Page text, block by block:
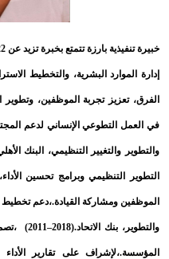
خبيرة تنفيذية بارزة
البشرية، والتخطيط الاستراتيجي.
تجربة الموظفين، وتطوير
الإنساني لدعم المجتمع المحلي
التنظيمي، البنك الأهلي الأردني (2018–حتى الآن)
وبرامج تحسين الأداء،تصميم
القيادة.،دعم تخطيط التطوير
الاتحاد (2011–2018).،تصميم برامج
على تقارير الأداء الشهرية